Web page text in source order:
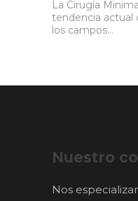
La Cirugía
tendencia actual
los campos…
Nuestro
Nos